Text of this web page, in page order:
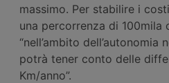
massimo. Per stabilire i
una percorrenza di 100mila
“nell’ambito
potrà tener conto delle
Km/anno”.